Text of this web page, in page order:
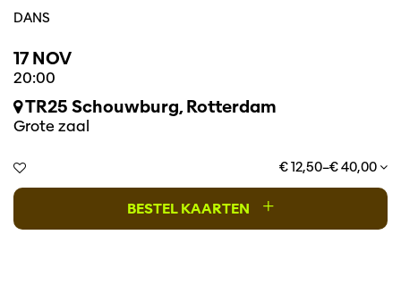
DANS
17 NOV
20:00
TR25 Schouwburg, Rotterdam
Grote zaal
€ 12,50–€ 40,00
BESTEL KAARTEN +